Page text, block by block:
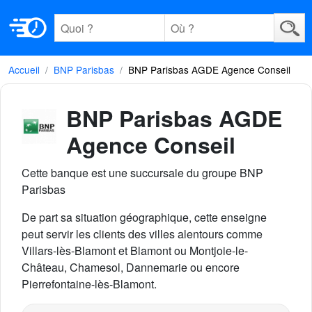
Accueil BNP Parisbas BNP Parisbas AGDE Agence Conseil
BNP Parisbas AGDE
Agence Conseil
Cette banque est une succursale du groupe BNP
Parisbas
De part sa situation géographique, cette enseigne
peut servir les clients des villes alentours comme
Villars-lès-Blamont et Blamont ou Montjoie-le-
Château, Chamesol, Dannemarie ou encore
Pierrefontaine-lès-Blamont.